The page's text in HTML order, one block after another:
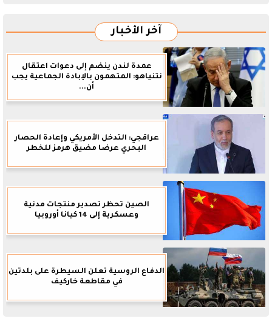
آخر الأخبار
عمدة لندن ينضم إلى دعوات اعتقال
نتنياهو: المتهمون بالإبادة الجماعية يجب
أن...
عراقجي: التدخل الأمريكي وإعادة الحصار
البحري عرضا مضيق هرمز للخطر
الصين تحظر تصدير منتجات مدنية
وعسكرية إلى 14 كيانا أوروبيا
الدفاع الروسية تعلن السيطرة على بلدتين
في مقاطعة خاركيف